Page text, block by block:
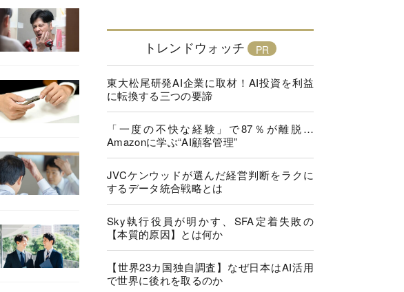
トレンドウォッチ
東大松尾研発AI企業に取材！AI投資を利益
に転換する三つの要諦
「一度の不快な経験」で87％が離脱…
Amazonに学ぶ“AI顧客管理”
JVCケンウッドが選んだ経営判断をラクに
するデータ統合戦略とは
Sky執行役員が明かす、SFA定着失敗の
【本質的原因】とは何か
【世界23カ国独自調査】なぜ日本はAI活用
で世界に後れを取るのか